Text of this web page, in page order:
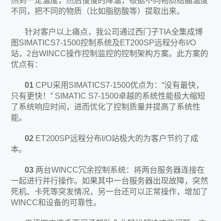
不同，把不同的物质（比如脂肪酸等）提取出来。
针对客户以上痛点，我公司通过西门子TIA全集成博
图SIMATICS7-1500控制系统及ET200SP远程分布I/O
站，2台WINCC操作控制监控的控制架构方案。此方案的
优点有：
01 CPU采用SIMATICS7-1500优点为：“没有最快，
只有更快！” SIMATIC S7-1500卓越的系统性能极大缩短
了系统响应时间，进而优化了控制质量并提高了系统性
能。
02 ET200SP远程分布I/O站极大的为客户节约了成
本。
03 两台WINCC冗余控制系统：将两台服务器连接在
一起进行并行操作。如果其中一台服务器出现故障，突然
死机、卡死等突发情况，另一台还可以正常操作，增加了
WINCC和设备的可靠性。